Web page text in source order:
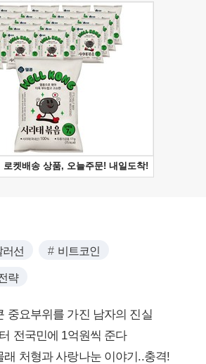
러선 비트코인
략
중요부위를 가진 남자의 진실
전국민에 1억원씩 준다
래 처형과 사랑나눈 이야기..충격!